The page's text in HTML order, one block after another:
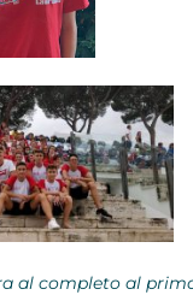
al completo al